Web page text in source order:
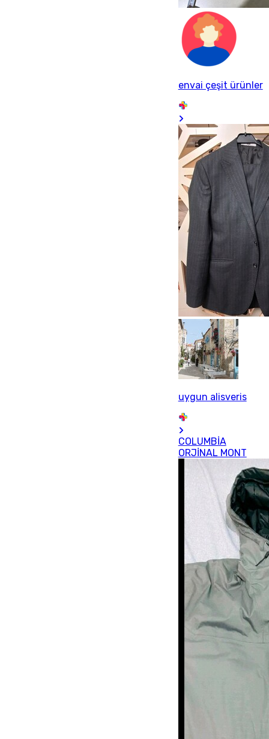
envai çeşit ürünler
uygun alisveris
COLUMBİA
ORJİNAL MONT